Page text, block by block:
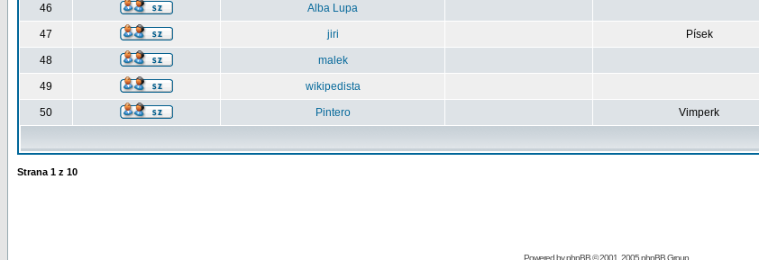
46 Alba Lupa
47 jiri Písek
48 malek
49 wikipedista
50 Pintero Vimperk
Strana 1 z 10
Powered byphpBB© 2001, 2005 phpBB Group